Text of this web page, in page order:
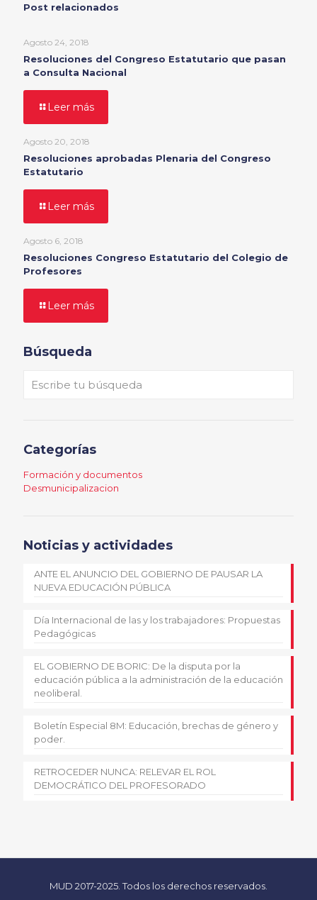
Post relacionados
Agosto 24, 2018
Resoluciones del Congreso Estatutario que pasan
a Consulta Nacional
Leer más
Agosto 20, 2018
Resoluciones aprobadas Plenaria del Congreso
Estatutario
Leer más
Agosto 6, 2018
Resoluciones Congreso Estatutario del Colegio de
Profesores
Leer más
Búsqueda
Categorías
Formación y documentos
Desmunicipalizacion
Noticias y actividades
ANTE EL ANUNCIO DEL GOBIERNO DE PAUSAR LA
NUEVA EDUCACIÓN PÚBLICA
Día Internacional de las y los trabajadores: Propuestas
Pedagógicas
EL GOBIERNO DE BORIC: De la disputa por la
educación pública a la administración de la educación
neoliberal.
Boletín Especial 8M: Educación, brechas de género y
poder.
RETROCEDER NUNCA: RELEVAR EL ROL
DEMOCRÁTICO DEL PROFESORADO
MUD 2017-2025. Todos los derechos reservados.